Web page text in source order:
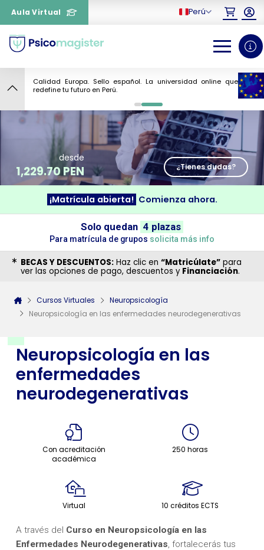
Aula Virtual Perú
Calidad Europa. Sello español. La universidad online que
redefine tu futuro en Perú.
0 1
Neuropsicología en las
enfermedades
neurodegenerativas
Con acreditación
académica
250 horas
Virtual 10 créditos ECTS
A través del Curso en Neuropsicología en las
Enfermedades Neurodegenerativas , fortalecerás tus
4
desde
1,229.70 PEN ¿Tienes dudas?
¡Matrícula abierta! Comienza ahora.
Solo quedan 4 plazas
Para matrícula de grupos solicita más info
BECAS Y DESCUENTOS: Haz clic en “Matricúlate” para
ver las opciones de pago, descuentos y Financiación.
Cursos Virtuales
Neuropsicología
Neuropsicología en las enfermedades neurodegenerativas
¿Necesitas más información
sobre un curso?